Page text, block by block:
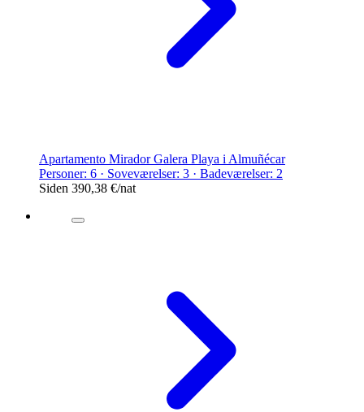
Apartamento Mirador Galera Playa i Almuñécar
Personer: 6 · Soveværelser: 3 · Badeværelser: 2
Siden 390,38 €/nat